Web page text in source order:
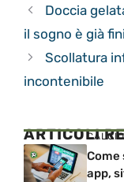
Doccia
il sogno è già
Scollatura
incontenibile
ARTICOLICALCIO
Come
app,